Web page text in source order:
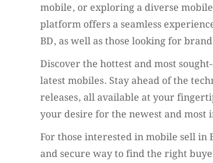
mobile, or exploring a diverse
platform offers a seamless
BD, as well as those looking for
Discover the hottest and most
latest mobiles. Stay ahead of the
releases, all available at your
your desire for the newest and most
For those interested in mobile sell
and secure way to find the right